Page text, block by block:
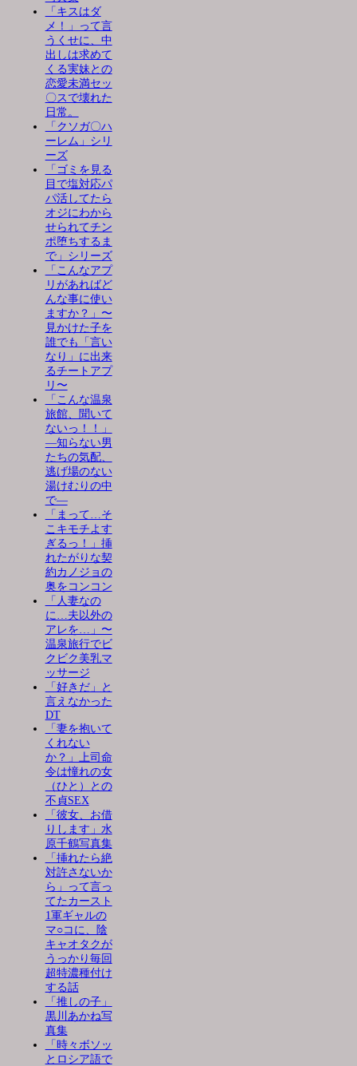
「キスはダ
メ！」って言
うくせに、中
出しは求めて
くる実妹との
恋愛未満セッ
〇スで壊れた
日常。
「クソガ〇ハ
ーレム」シリ
ーズ
「ゴミを見る
目で塩対応パ
パ活してたら
オジにわから
せられてチン
ポ堕ちするま
で」シリーズ
「こんなアプ
リがあればど
んな事に使い
ますか？」〜
見かけた子を
誰でも「言い
なり」に出来
るチートアプ
リ〜
「こんな温泉
旅館、聞いて
ないっ！！」
―知らない男
たちの気配、
逃げ場のない
湯けむりの中
で―
「まって…そ
こキモチよす
ぎるっ！」挿
れたがりな契
約カノジョの
奥をコンコン
「人妻なの
に…夫以外の
アレを…」〜
温泉旅行でビ
クビク美乳マ
ッサージ
「好きだ」と
言えなかった
DT
「妻を抱いて
くれない
か？」上司命
令は憧れの女
（ひと）との
不貞SEX
「彼女、お借
りします」水
原千鶴写真集
「挿れたら絶
対許さないか
ら」って言っ
てたカースト
1軍ギャルの
マ○コに、陰
キャオタクが
うっかり毎回
超特濃種付け
する話
「推しの子」
黒川あかね写
真集
「時々ボソッ
とロシア語で